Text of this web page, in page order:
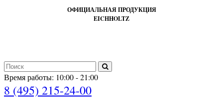
ОФИЦИАЛЬНАЯ ПРОДУКЦИЯ
EICHHOLTZ
Время работы: 10:00 - 21:00
8 (495) 215-24-00